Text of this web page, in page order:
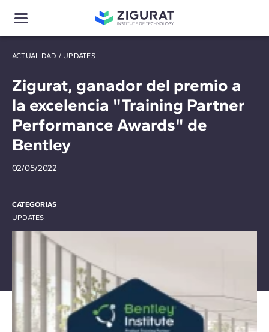
ACTUALIDAD / UPDATES
Zigurat, ganador del premio a
la excelencia "Training Partner
Performance Awards" de
Bentley
02/05/2022
CATEGORIAS
UPDATES